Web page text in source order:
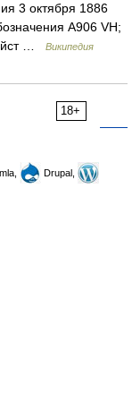
3 октября 1886
A906 VH;
…
Википедия
18+
Drupal,